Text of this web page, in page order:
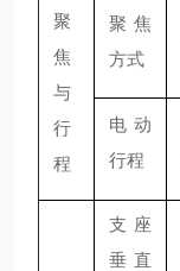
聚
焦
与
行
程
聚焦
方式
电动
行程
支座
垂直